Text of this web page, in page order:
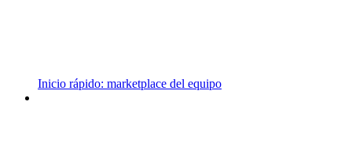
Inicio rápido: marketplace del equipo